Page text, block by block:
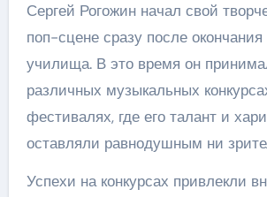
Сергей Рогожин начал свой
поп-сцене сразу после
училища. В это время он
различных музыкальных
фестивалях, где его талант и
оставляли равнодушным ни
Успехи на конкурсах привлекли